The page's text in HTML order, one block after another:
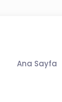
Ana Sayfa